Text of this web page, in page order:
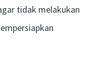
tidak melakukan